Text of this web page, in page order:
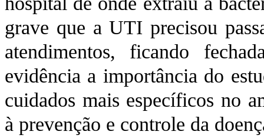
grave que a UTI precisou
atendimentos, ficando
evidência a importância do
cuidados mais específicos no
à prevenção e controle da